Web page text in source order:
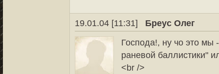
19.01.04 [11:31]
Бреус Олег
Господа!, ну чо это
раневой баллистики"
<br />